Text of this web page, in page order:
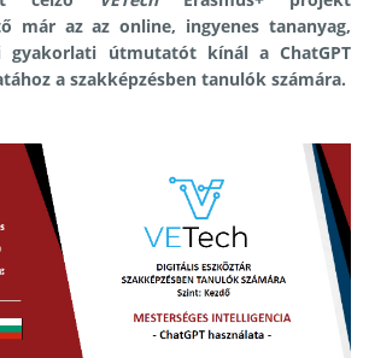
már az az online, ingyenes tananyag,
gyakorlati útmutatót kínál a ChatGPT
a szakképzésben tanulók számára.